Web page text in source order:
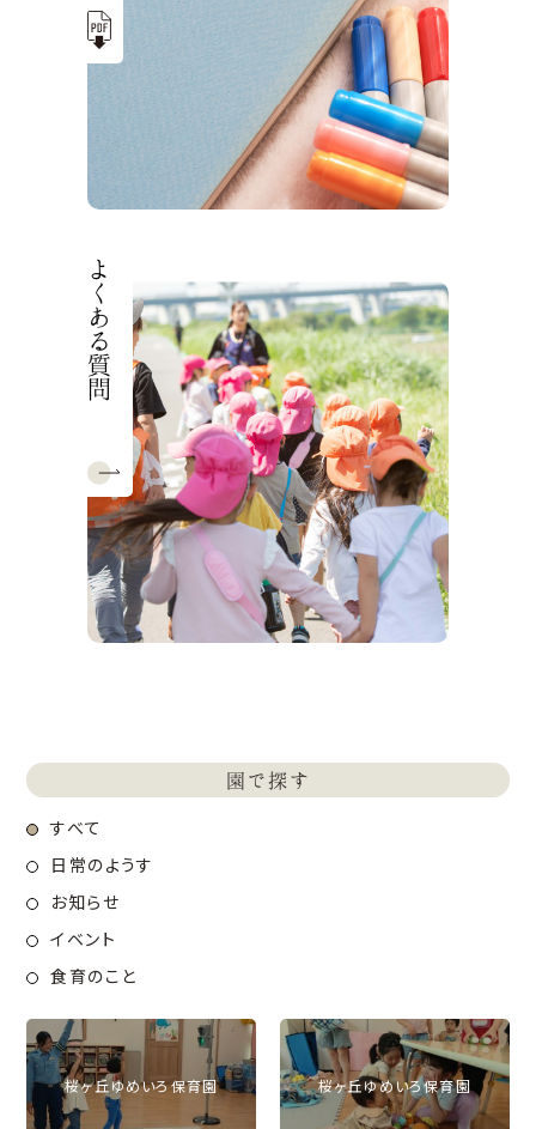
よくある質問
桜ヶ丘ゆめいろ保育園 桜ヶ丘ゆめいろ保育園
園で探す
すべて
日常のようす
お知らせ
イベント
食育のこと